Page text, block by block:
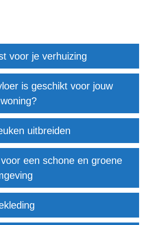
voor je verhuizing
is geschikt voor jouw
uitbreiden
een schone en groene